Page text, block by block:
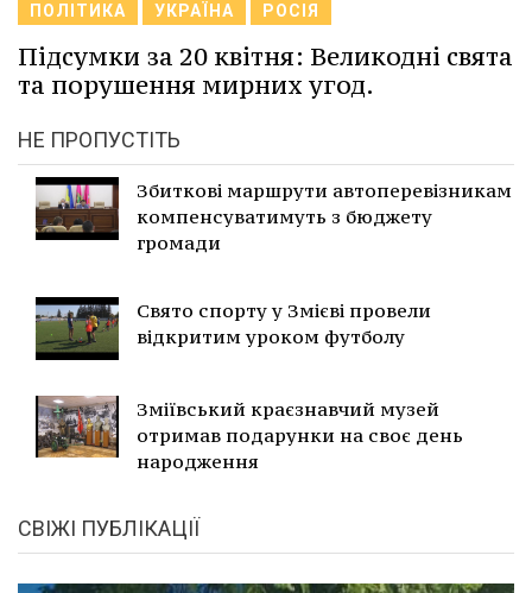
ПОЛІТИКА УКРАЇНА РОСІЯ
Підсумки за 20 квітня: Великодні свята
та порушення мирних угод.
НЕ ПРОПУСТІТЬ
Збиткові маршрути автоперевізникам
компенсуватимуть з бюджету
громади
Свято спорту у Змієві провели
відкритим уроком футболу
Зміївський краєзнавчий музей
отримав подарунки на своє день
народження
СВІЖІ ПУБЛІКАЦІЇ